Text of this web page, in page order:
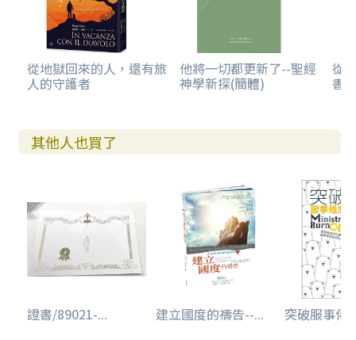
從地獄回來的人，還有旅
人的守護者
他將一切都更新了--聖經
神學新探(簡體)
從
書
其他人也買了
證書/89021-... 建立國度的禱告--... 突破服事倦